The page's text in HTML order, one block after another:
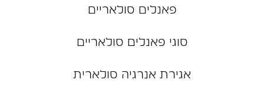
פאנלים סולאריים
סוגי פאנלים סולאריים
אגירת אנרגיה סולארית